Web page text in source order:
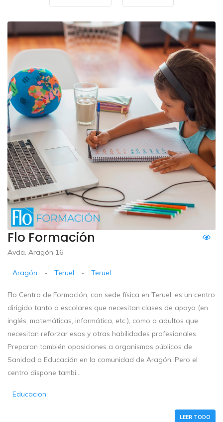
Flo Formación
Avda. Aragón 16
Aragón - Teruel - Teruel
Flo Centro de Formación, con sede física en Teruel, es un centro
dirigido tanto a escolares que necesitan clases de apoyo (en
inglés, matemáticas, informática, etc.), como a adultos que
necesitan reforzar esas y otras habilidades profesionales.
Preparan también oposiciones a organismos públicos de
Sanidad o Educación en la comunidad de Aragón. Pero el
centro dispone tambi...
Educacion
LEER TODO